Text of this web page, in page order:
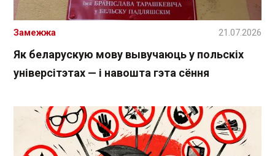
Як беларускую мову вывучаюць у польскіх
універсітэтах — і навошта гэта сёння
Замежжа 21.07.2026